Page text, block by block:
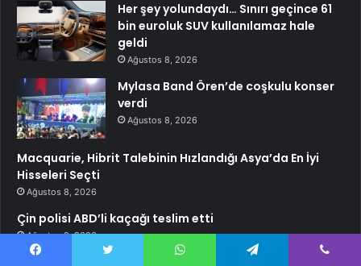
Her şey yolundaydı… Sınırı geçince 61
bin euroluk SUV kullanılamaz hale
geldi
Ağustos 8, 2026
Mylasa Band Ören’de coşkulu konser
verdi
Ağustos 8, 2026
Macquarie, Hibrit Talebinin Hızlandığı Asya’da En İyi
Hisseleri Seçti
Ağustos 8, 2026
Çin polisi ABD’li kaçağı teslim etti
Ağustos 8, 2026